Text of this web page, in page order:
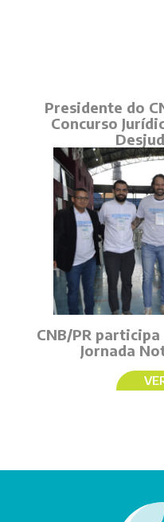
Presidente do
Concurso
CNB/PR
Jornada